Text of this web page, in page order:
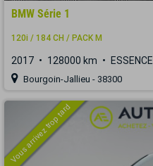
BMW Série 1
120i / 184 CH / PACK M
2017 128000 km ESSENCE
Bourgoin-Jallieu - 38300
Vous arrivez trop tard